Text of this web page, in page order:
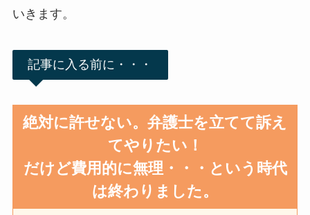
いきます。
記事に入る前に・・・
絶対に許せない。弁護士を立てて訴え
てやりたい！
だけど費用的に無理・・・という時代
は終わりました。